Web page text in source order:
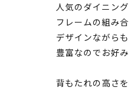
人気のダイニン
フレームの組み
デザインながら
豊富なのでお好
背もたれの高さ